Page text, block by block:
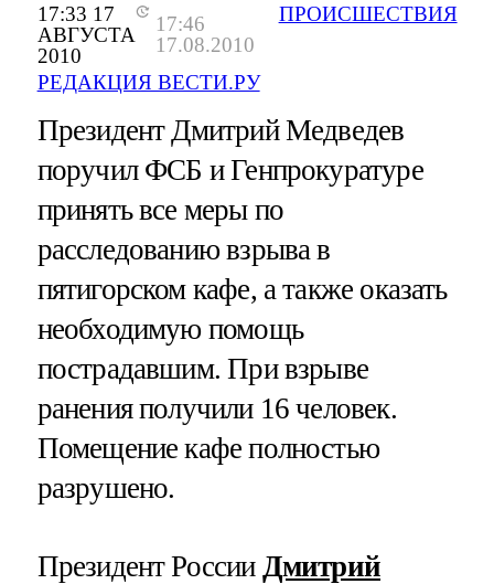
17:33 17
АВГУСТА
2010
17:46
17.08.2010
РЕДАКЦИЯ ВЕСТИ.РУ
ПРОИСШЕСТВИЯ
Президент Дмитрий Медведев
поручил ФСБ и Генпрокуратуре
принять все меры по
расследованию взрыва в
пятигорском кафе, а также оказать
необходимую помощь
пострадавшим. При взрыве
ранения получили 16 человек.
Помещение кафе полностью
разрушено.
Президент России Дмитрий